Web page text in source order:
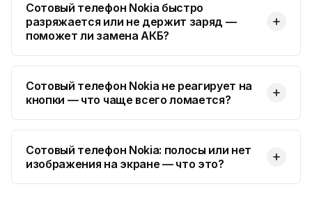
Сотовый телефон Nokia быстро
разряжается или не держит заряд —
поможет ли замена АКБ?
Сотовый телефон Nokia не реагирует на
кнопки — что чаще всего ломается?
Сотовый телефон Nokia: полосы или нет
изображения на экране — что это?